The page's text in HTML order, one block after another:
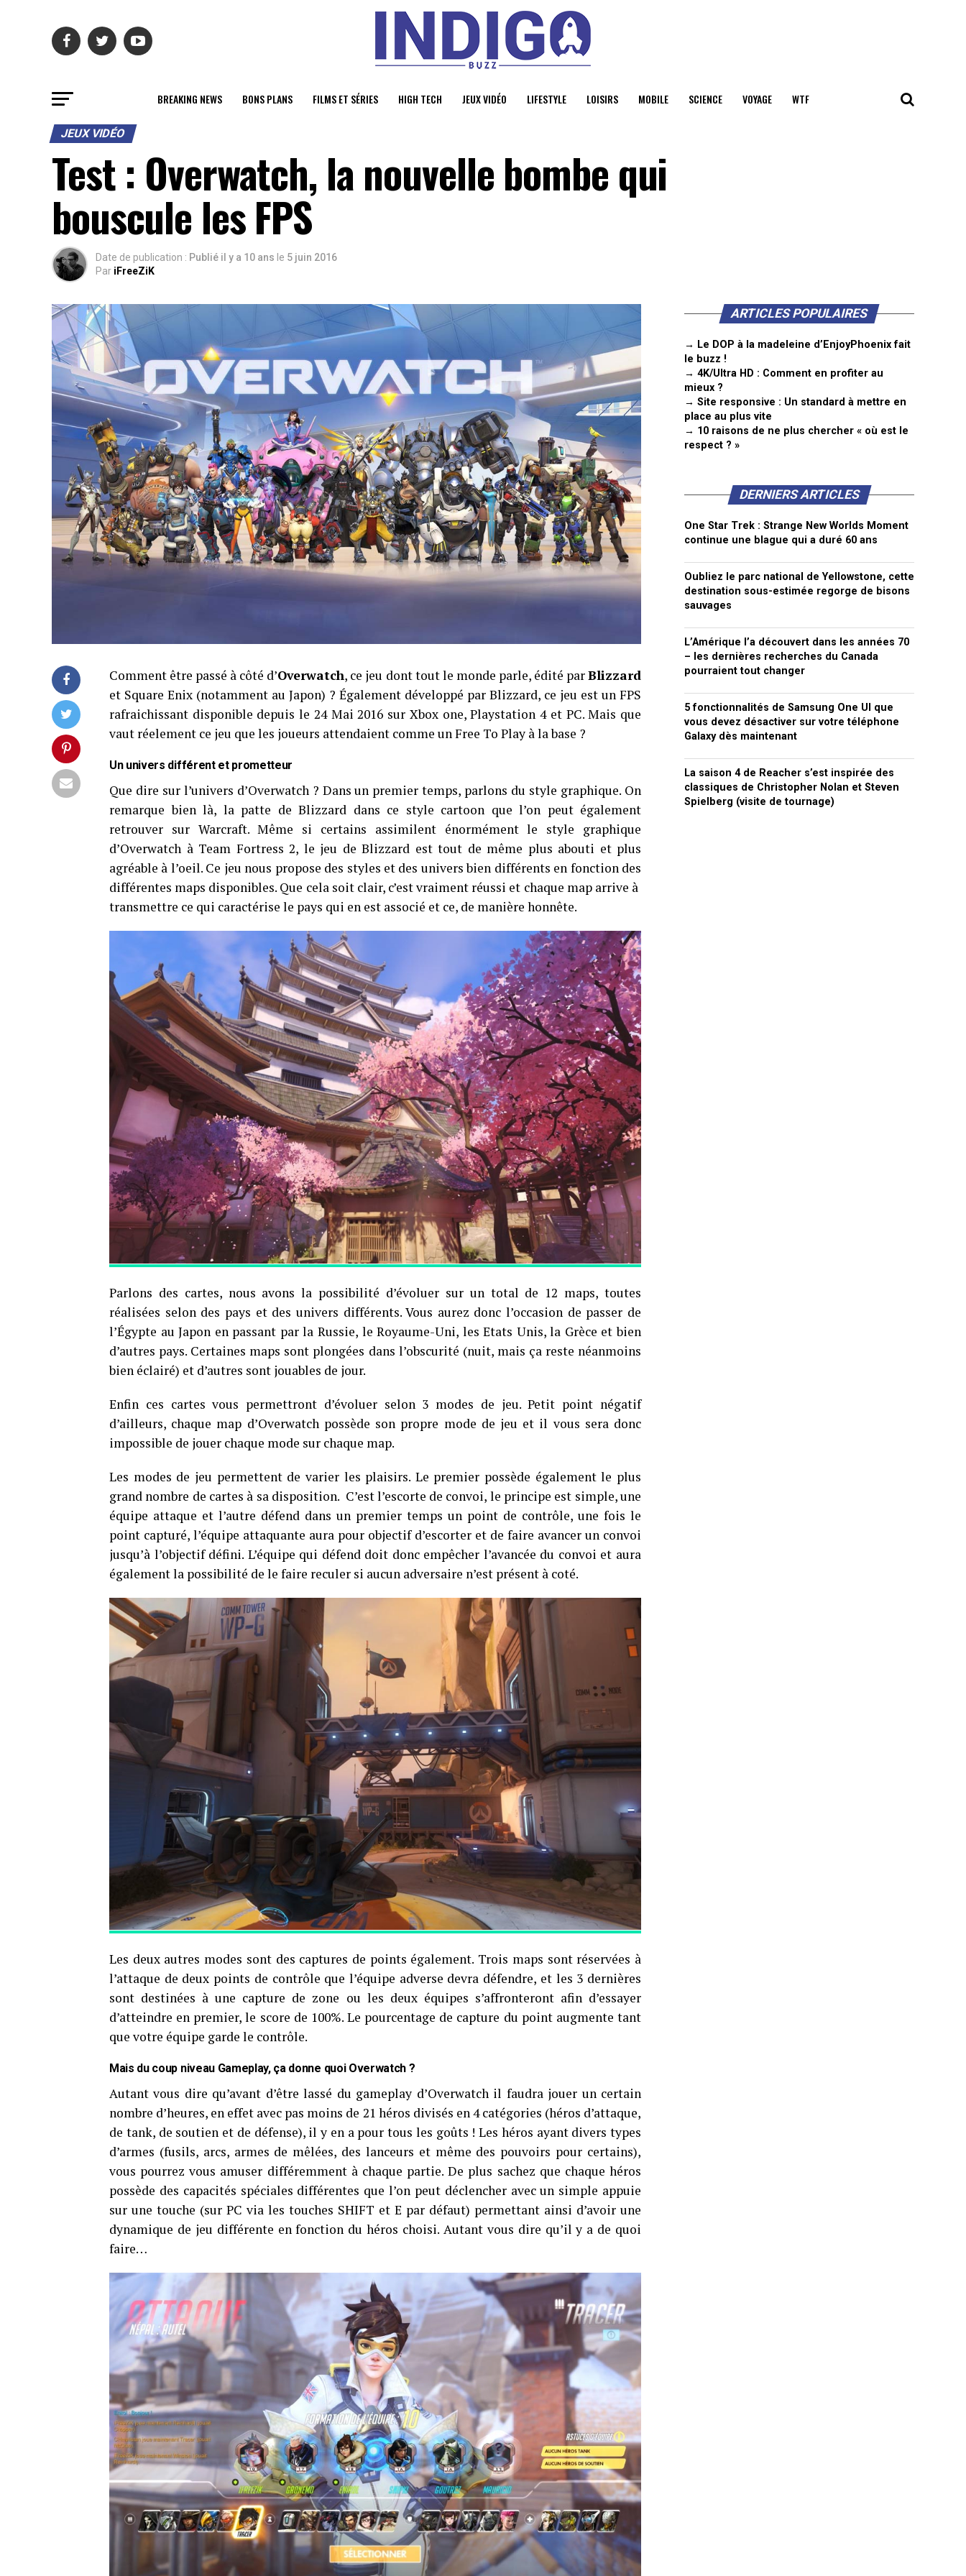
BREAKING NEWS BONS PLANS FILMS ET SÉRIES HIGH TECH JEUX VIDÉO LIFESTYLE LOISIRS MOBILE SCIENCE VOYAGE WTF
JEUX VIDÉO
Test : Overwatch, la nouvelle bombe qui
bouscule les FPS
Date de publication : Publié il y a 10 ans le 5 juin 2016
Par iFreeZiK
Comment être passé à côté d’Overwatch, ce jeu dont tout le monde parle, édité parBlizzard
et Square Enix (notamment au Japon) ? Également développé par Blizzard, ce jeu est un FPS
rafraichissant disponible depuis le 24 Mai 2016 sur Xbox one, Playstation 4 et PC. Mais que
vaut réelement ce jeu que les joueurs attendaient comme un Free To Play à la base ?
Un univers différent et prometteur
Que dire sur l’univers d’Overwatch ? Dans un premier temps, parlons du style graphique. On
remarque bien là, la patte de Blizzard dans ce style cartoon que l’on peut également
retrouver sur Warcraft. Même si certains assimilent énormément le style graphique
d’Overwatch à Team Fortress 2, le jeu de Blizzard est tout de même plus abouti et plus
agréable à l’oeil. Ce jeu nous propose des styles et des univers bien différents en fonction des
différentes maps disponibles. Que cela soit clair, c’est vraiment réussi et chaque map arrive à
transmettre ce qui caractérise le pays qui en est associé et ce, de manière honnête.
Parlons des cartes, nous avons la possibilité d’évoluer sur un total de 12 maps, toutes
réalisées selon des pays et des univers différents. Vous aurez donc l’occasion de passer de
l’Égypte au Japon en passant par la Russie, le Royaume-Uni, les Etats Unis, la Grèce et bien
d’autres pays. Certaines maps sont plongées dans l’obscurité (nuit, mais ça reste néanmoins
bien éclairé) et d’autres sont jouables de jour.
Enfin ces cartes vous permettront d’évoluer selon 3 modes de jeu. Petit point négatif
d’ailleurs, chaque map d’Overwatch possède son propre mode de jeu et il vous sera donc
impossible de jouer chaque mode sur chaque map.
Les modes de jeu permettent de varier les plaisirs. Le premier possède également le plus
grand nombre de cartes à sa disposition. C’est l’escorte de convoi, le principe est simple, une
équipe attaque et l’autre défend dans un premier temps un point de contrôle, une fois le
point capturé, l’équipe attaquante aura pour objectif d’escorter et de faire avancer un convoi
jusqu’à l’objectif défini. L’équipe qui défend doit donc empêcher l’avancée du convoi et aura
également la possibilité de le faire reculer si aucun adversaire n’est présent à coté.
Les deux autres modes sont des captures de points également. Trois maps sont réservées à
l’attaque de deux points de contrôle que l’équipe adverse devra défendre, et les 3 dernières
sont destinées à une capture de zone ou les deux équipes s’affronteront afin d’essayer
d’atteindre en premier, le score de 100%. Le pourcentage de capture du point augmente tant
que votre équipe garde le contrôle.
Mais du coup niveau Gameplay, ça donne quoi Overwatch ?
Autant vous dire qu’avant d’être lassé du gameplay d’Overwatch il faudra jouer un certain
nombre d’heures, en effet avec pas moins de 21 héros divisés en 4 catégories (héros d’attaque,
de tank, de soutien et de défense), il y en a pour tous les goûts ! Les héros ayant divers types
d’armes (fusils, arcs, armes de mêlées, des lanceurs et même des pouvoirs pour certains),
vous pourrez vous amuser différemment à chaque partie. De plus sachez que chaque héros
possède des capacités spéciales différentes que l’on peut déclencher avec un simple appuie
sur une touche (sur PC via les touches SHIFT et E par défaut) permettant ainsi d’avoir une
dynamique de jeu différente en fonction du héros choisi. Autant vous dire qu’il y a de quoi
faire…
ARTICLES POPULAIRES
→ Le DOP à la madeleine d’EnjoyPhoenix fait
le buzz !
→ 4K/Ultra HD : Comment en profiter au
mieux ?
→ Site responsive : Un standard à mettre en
place au plus vite
→ 10 raisons de ne plus chercher « où est le
respect ? »
DERNIERS ARTICLES
One Star Trek : Strange New Worlds Moment
continue une blague qui a duré 60 ans
Oubliez le parc national de Yellowstone, cette
destination sous-estimée regorge de bisons
sauvages
L’Amérique l’a découvert dans les années 70
– les dernières recherches du Canada
pourraient tout changer
5 fonctionnalités de Samsung One UI que
vous devez désactiver sur votre téléphone
Galaxy dès maintenant
La saison 4 de Reacher s’est inspirée des
classiques de Christopher Nolan et Steven
Spielberg (visite de tournage)